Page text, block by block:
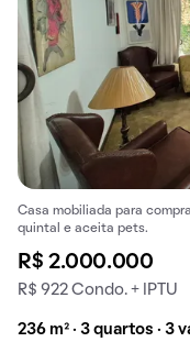
Casa mobiliada para
quintal e aceita pets.
R$ 2.000.000
R$ 922 Condo. + IPTU
236 m² · 3 quartos · 3